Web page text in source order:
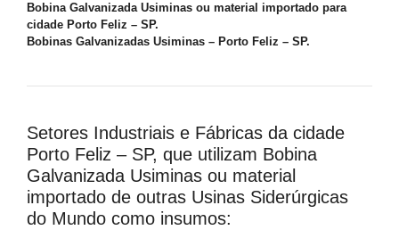
Bobina Galvanizada Usiminas ou material importado para
cidade Porto Feliz – SP.
Bobinas Galvanizadas Usiminas – Porto Feliz – SP.
Setores Industriais e Fábricas da cidade
Porto Feliz – SP, que utilizam Bobina
Galvanizada Usiminas ou material
importado de outras Usinas Siderúrgicas
do Mundo como insumos: